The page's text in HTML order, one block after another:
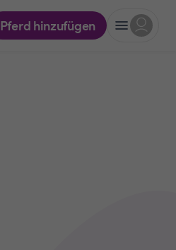
Pferd hinzufügen